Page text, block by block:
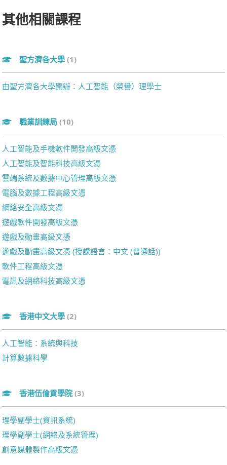
其他相關課程
聖方濟各大學 (1)
由聖方濟各大學開辦：人工智能（榮譽）理學士
職業訓練局 (10)
人工智能及手機軟件開發高級文憑
人工智能及智能科技高級文憑
雲端系統及數據中心管理高級文憑
電腦及數據工程高級文憑
網絡安全高級文憑
遊戲軟件開發高級文憑
遊戲及動畫高級文憑
遊戲及動畫高級文憑 (授課語言：中文 (普通話))
軟件工程高級文憑
電訊及網絡科技高級文憑
香港中文大學 (2)
人工智能：系統與科技
計算數據科學
香港伍倫貢學院 (3)
理學副學士(資訊系統)
理學副學士(網絡及系統管理)
創意媒體製作高級文憑